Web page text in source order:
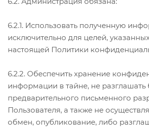
6.2.1. Использовать полученную
исключительно для целей,
настоящей Политики
6.2.2. Обеспечить хранение
информации в тайне, не разглашать
предварительного письменного
Пользователя, а также не
обмен, опубликование, либо